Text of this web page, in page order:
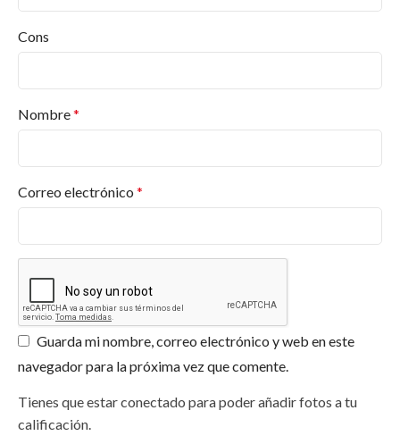
Cons
Nombre*
Correo electrónico *
Guarda mi nombre, correo electrónico y web en este
navegador para la próxima vez que comente.
Tienes que estar conectado para poder añadir fotos a tu
calificación.